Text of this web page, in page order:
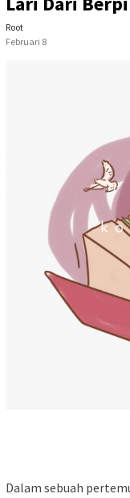
Root
Februari 8
Dalam sebuah